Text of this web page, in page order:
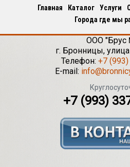
Главная Каталог Услуги
Города где мы
ООО "Брус
г. Бронницы,
Телефон: +7
E-mail:
+7 (993)